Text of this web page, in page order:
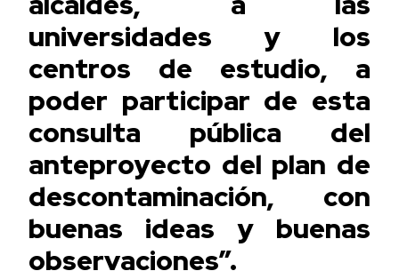
universidades y los
centros de estudio, a
poder participar de esta
consulta pública del
anteproyecto del plan de
descontaminación, con
buenas ideas y buenas
observaciones”.